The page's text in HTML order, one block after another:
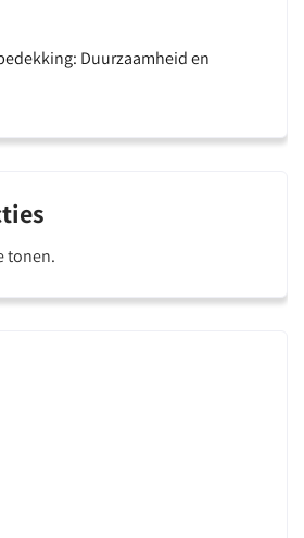
Duurzaamheid en
tonen.